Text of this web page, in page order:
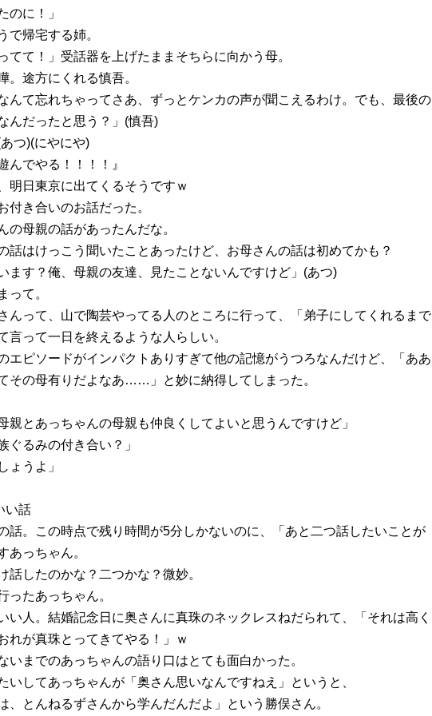
のに！」
で帰宅する姉。
てて！」受話器を上げたままそちらに向かう母。
。途方にくれる慎吾。
んて忘れちゃってさあ、ずっとケンカの声が聞こえるわけ。でも、最後の
んだったと思う？」(慎吾)
つ)(にやにや)
んでやる！！！！』
明日東京に出てくるそうですｗ
付き合いのお話だった。
の母親の話があったんだな。
話はけっこう聞いたことあったけど、お母さんの話は初めてかも？
ます？俺、母親の友達、見たことないんですけど」(あつ)
って。
んって、山で陶芸やってる人のところに行って、「弟子にしてくれるまで
言って一日を終えるような人らしい。
エピソードがインパクトありすぎて他の記憶がうつろなんだけど、「ああ
その母有りだよなあ……」と妙に納得してしまった。
親とあっちゃんの母親も仲良くしてよいと思うんですけど」
るみの付き合い？」
ょうよ」
い話
話。この時点で残り時間が5分しかないのに、「あと二つ話したいことが
あっちゃん。
話したのかな？二つかな？微妙。
ったあっちゃん。
い人。結婚記念日に奥さんに真珠のネックレスねだられて、「それは高く
れが真珠とってきてやる！」ｗ
いまでのあっちゃんの語り口はとても面白かった。
いしてあっちゃんが「奥さん思いなんですねえ」というと、
、とんねるずさんから学んだんだよ」という勝俣さん。